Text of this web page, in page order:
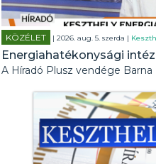
KÖZÉLET | 2026. aug. 5. szerda |
Energiahatékonysági
A Híradó Plusz vendége